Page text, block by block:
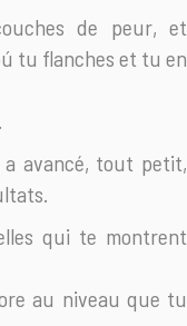
de peur, et
tu flanches et tu en
avancé, tout petit,
qui te montrent
au niveau que tu